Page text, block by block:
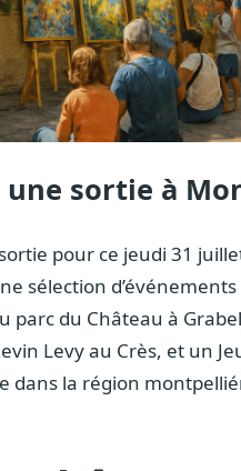
une sortie à
pour ce jeudi 31
sélection
parc du Château à
Levy au Crès, et un
dans la région